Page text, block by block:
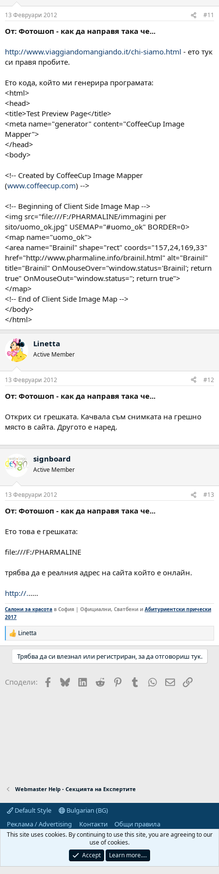
13 Февруари 2012 #11
От: Фотошоп - как да направя така че...
http://www.viaggiandomangiando.it/chi-siamo.html - ето тук
си правя пробите.
Ето кода, който ми генерира програмата:
<html>
<head>
<title>Test Preview Page</title>
<meta name="generator" content="CoffeeCup Image
Mapper">
</head>
<body>
<!-- Created by CoffeeCup Image Mapper
(www.coffeecup.com) -->
<!-- Beginning of Client Side Image Map -->
<img src="file:///F:/PHARMALINE/immagini per
sito/uomo_ok.jpg" USEMAP="#uomo_ok" BORDER=0>
<map name="uomo_ok">
<area name="Brainil" shape="rect" coords="157,24,169,33"
href="http://www.pharmaline.info/brainil.html" alt="Brainil"
title="Brainil" OnMouseOver="window.status='Brainil'; return
true" OnMouseOut="window.status=''; return true">
</map>
<!-- End of Client Side Image Map -->
</body>
</html>
Linetta
Active Member
13 Февруари 2012 #12
От: Фотошоп - как да направя така че...
Открих си грешката. Качвала съм снимката на грешно
място в сайта. Другото е наред.
signboard
Active Member
13 Февруари 2012 #13
От: Фотошоп - как да направя така че...
Ето това е грешката:
file:///F:/PHARMALINE
трябва да е реалния адрес на сайта който е онлайн.
http://......
Салони за красота в София | Официални, Сватбени и Абитуриентски прически
2017
Р
е
и
Linetta
Трябва да си влезнал или регистриран, за да отговориш тук.
Сподели: Facebook
BlueskyLinkedIn
Reddit PinterestTumblr WhatsApp
EmailLink
Webmaster Help - Секцията на Експертите
Default Style
Bulgarian (BG)
Реклама / Advertising
Контакти
Общи правила
Декларация за поверителност
Помощ Начало
R
S
Predpriemach.com © 2006-2026. Hosting by:
This site uses cookies. By continuing to use this site, you are agreeing to our
use of cookies.
Accept
Learn more.…